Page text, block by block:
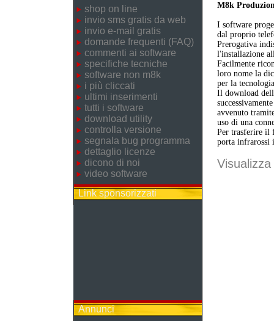
shop on line
invio sms gratis da web
invio e-mail gratis
domande frequenti (FAQ)
commenti ai software
specifiche tecniche
software non m8k
i più cliccati
ultimi inserimenti
tutti i software
download utility
controlla versione
segnala bug programma
dettaglio licenze
dicono di noi
video software
Link sponsorizzati
Annunci
M8k
I software
dal proprio
Prerogativa
l'installazione
Facilmente
loro nome la
per la
Il download
avvenuto
uso di una
Per trasferire il
porta infrarossi